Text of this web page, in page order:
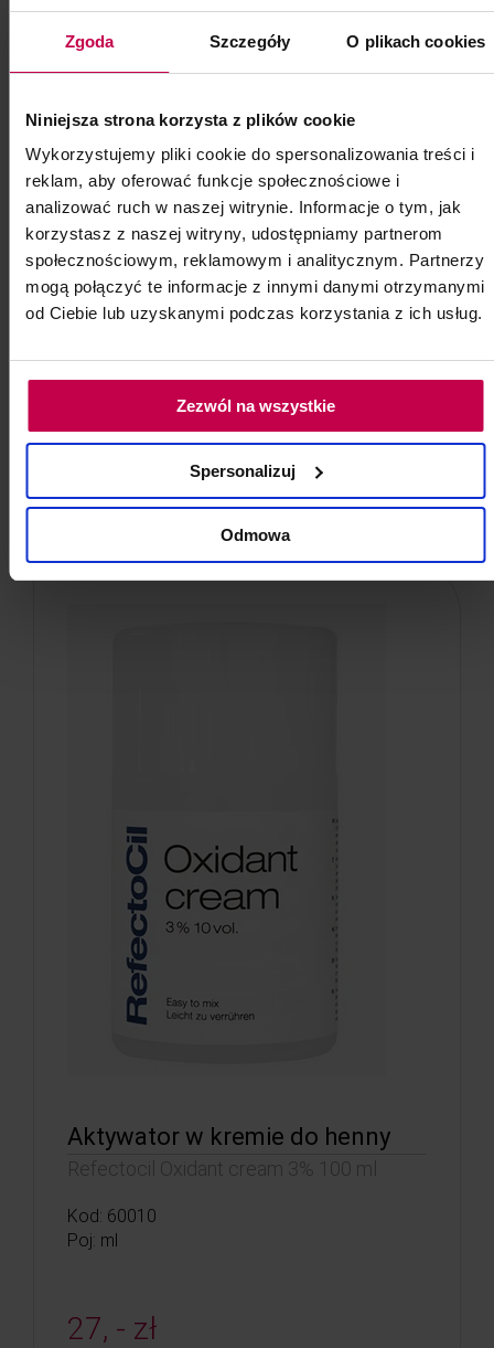
Zgoda Szczegóły O plikach cookies
Niniejsza strona korzysta z plików cookie
Wykorzystujemy pliki cookie do spersonalizowania treści i
reklam, aby oferować funkcje społecznościowe i
analizować ruch w naszej witrynie. Informacje o tym, jak
korzystasz z naszej witryny, udostępniamy partnerom
społecznościowym, reklamowym i analitycznym. Partnerzy
mogą połączyć te informacje z innymi danymi otrzymanymi
od Ciebie lub uzyskanymi podczas korzystania z ich usług.
Zezwól na wszystkie
Spersonalizuj
Odmowa
Miseczka silikonowa
Średnica: 13 cm
Silikonowa, elastyczna miseczka do alg.
Kod: 81210
12, -10, - zł
do koszyka
Aktywator w kremie do henny
Refectocil Oxidant cream 3% 100 ml
Kod: 60010
Poj: ml
27, - zł